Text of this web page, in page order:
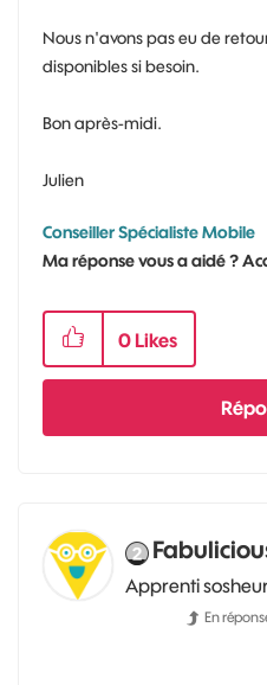
Nous n'avons pas eu de
disponibles si besoin.
Bon après-midi.
Julien
Conseiller Spécialiste Mobile
Ma réponse vous a aidé ?
0 Likes
Apprenti
En